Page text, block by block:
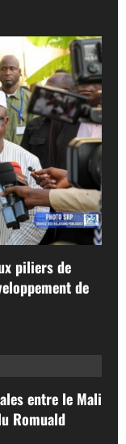
piliers de
de
entre le Mali
Romuald